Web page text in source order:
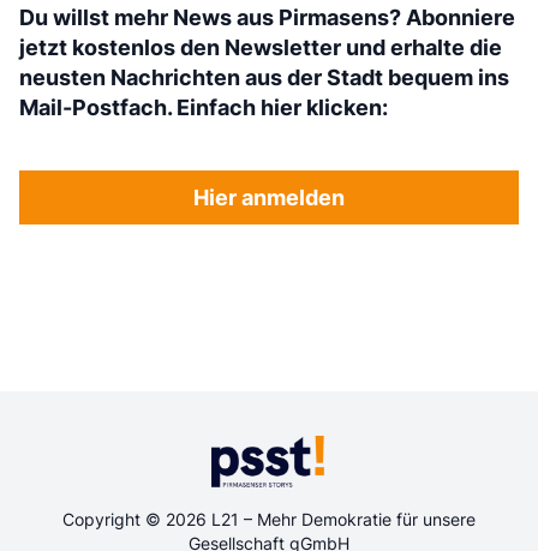
Du willst mehr News aus Pirmasens? Abonniere
jetzt kostenlos den Newsletter und erhalte die
neusten Nachrichten aus der Stadt bequem ins
Mail-Postfach. Einfach hier klicken:
Hier anmelden
Copyright © 2026 L21 – Mehr Demokratie für unsere
Gesellschaft gGmbH